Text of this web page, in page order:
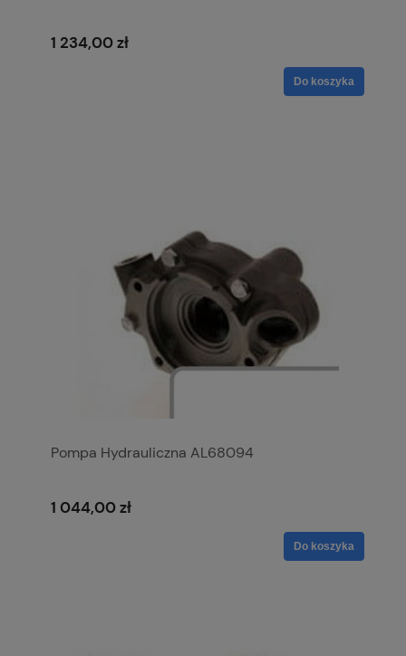
1 234,00 zł
Do koszyka
Pompa Hydrauliczna AL68094
1 044,00 zł
Do koszyka